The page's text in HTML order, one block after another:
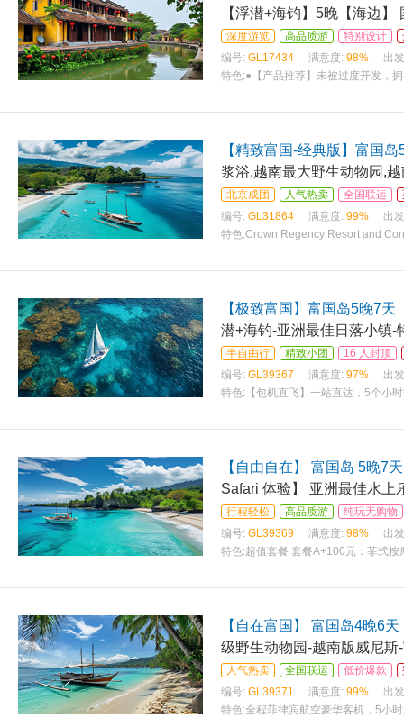
【浮潜+海钓】5晚【海边】
深度游览 高品质游 特别设计
编号: GL17434 满意度: 98%
出
特色:●【产品推荐】未被过度开发，
【精致富国-经典版】富国岛
浆浴,越南最大野生动物园,
北京成团 人气热卖 全国联运
编号: GL31864 满意度: 99%
出
特色:Crown Regency Resort and
【极致富国】富国岛5晚7天
潜+海钓-亚洲最佳日落小镇-
半自由行 精致小团
16 人封顶
编号: GL39367 满意度: 97%
出
特色: 【包机直飞】一站直达，5个小
【自由自在】 富国岛 5晚7天
Safari 体验】 亚洲最佳水上
行程轻松 高品质游
纯玩无购物
编号: GL39369 满意度: 98%
出
特色:超值套餐 套餐A+100元：菲式
【自在富国】 富国岛4晚6天
级野生动物园-越南版威尼斯
人气热卖 全国联运 低价爆款
编号: GL39371 满意度: 99%
出
特色:全程菲律宾航空豪华客机，5小